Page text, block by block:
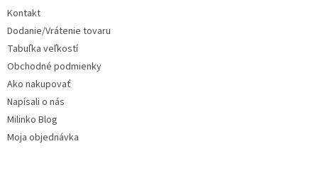
Kontakt
Dodanie/Vrátenie tovaru
Tabuľka veľkostí
Obchodné podmienky
Ako nakupovať
Napísali o nás
Milinko Blog
Moja objednávka